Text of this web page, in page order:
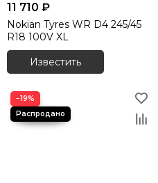
11 710 ₽
Nokian Tyres WR D4 245/45
R18 100V XL
Известить
−19%